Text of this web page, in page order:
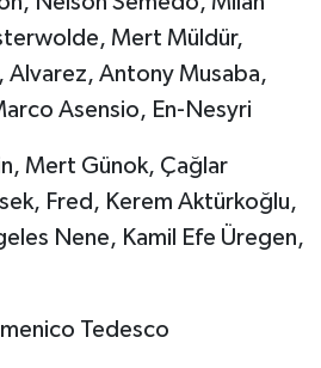
Mert Müldür,
Antony Musaba,
Asensio, En-Nesyri
Mert Günok, Çağlar
Fred, Kerem Aktürkoğlu,
Nene, Kamil Efe Üregen,
Tedesco